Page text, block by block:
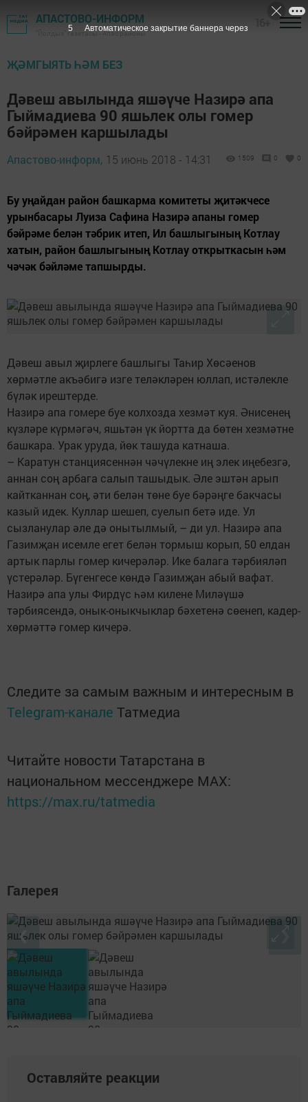
АПАСТОВО-ИНФОРМ
"Йолдыз" газетасы - Апас районы
ҖӘМГЫЯТЬ ҺӘМ БЕЗ
Дәвеш авылында яшәүче Назирә апа
Гыймадиева 90 яшьлек олы гомер
бәйрәмен каршылады
Апастово-информ, 15 июнь 2018 - 14:31 1509 0 0
Бу уңайдан район башкарма комитеты җитәкчесе
урынбасары Луиза Сафина Назирә апаны гомер
бәйрәме белән тәбрик итеп, Ил башлыгының Котлау
хатын, район башлыгының Котлау открыткасын һәм
чәчәк бәйләме тапшырды.
Дәвеш авыл җирлеге башлыгы Таһир Хөсәенов
хөрмәтле акъәбигә изге теләкләрен юллап, истәлекле
бүләк ирештерде.
Назирә апа гомере буе колхозда хезмәт куя. Әнисенең
күзләре күрмәгәч, яшьтән үк йортта да бөтен хезмәтне
башкара. Урак уруда, йөк ташуда катнаша.
– Каратун станциясеннән чәчүлекне иң элек иңебезгә,
аннан соң арбага салып ташыдык. Әле эштән арып
кайтканнан соң, әти белән төне буе бәрәңге бакчасы
казый идек. Куллар шешеп, суелып бетә иде. Ул
сызланулар әле дә онытылмый, – ди ул. Назирә апа
Газимҗан исемле егет белән тормыш корып, 50 елдан
артык парлы гомер кичерәләр. Ике балага тәрбияләп
үстерәләр. Бүгенгесе көндә Газимҗан абый вафат.
Назирә апа улы Фирдүс һәм килене Миләүшә
тәрбиясендә, онык-оныкчыклар бәхетенә сөенеп, кадер-
хөрмәттә гомер кичерә.
Следите за самым важным и интересным в
Telegram-канале Татмедиа
Читайте новости Татарстана в
национальном мессенджере MАХ:
https://max.ru/tatmedia
Галерея
❮ ❯
Оставляйте реакции
4 Автоматическое закрытие баннера через